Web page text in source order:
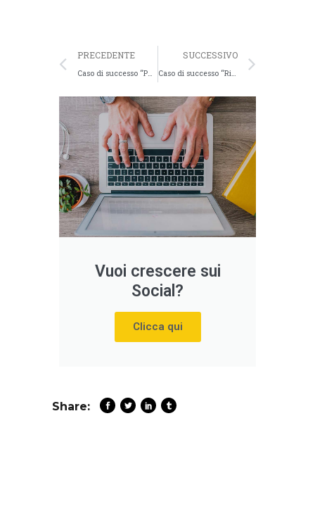
PRECEDENTE
Caso di successo “Puglianova Alberobello”
SUCCESSIVO
Caso di successo “Riva dei Greci”
Vuoi crescere sui
Social?
Clicca qui
Share: